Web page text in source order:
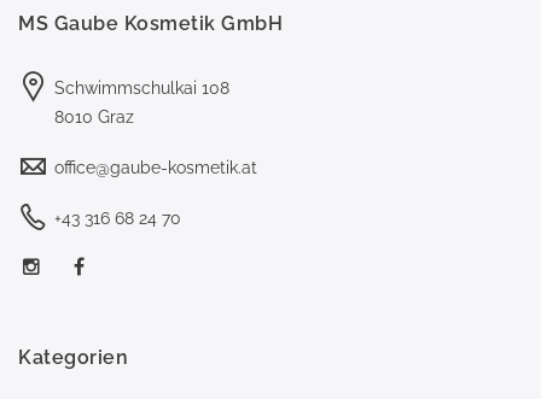
MS Gaube Kosmetik GmbH
Schwimmschulkai 108
8010 Graz
office@gaube-kosmetik.at
+43 316 68 24 70
Kategorien